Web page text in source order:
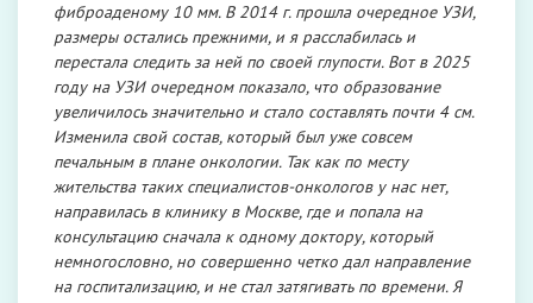
фиброаденому​ 10 мм. В 2014 г. прошла очередное УЗИ,
размеры остались прежними, и я расслабилась и
перестала следить за ней по своей глупости. Вот в 2025
году на УЗИ очередном показало, что образование
увеличилось значительно и стало составлять почти 4 см.
Изменила свой состав, который был уже совсем
печальным в плане онкологии. Так как по месту
жительства таких специалистов-онкологов у нас нет,
направилась в клинику в Москве, где и попала на
консультацию сначала к одному доктору, который
немногословно, но совершенно четко дал направление
на госпитализацию, и не стал затягивать по времени. Я